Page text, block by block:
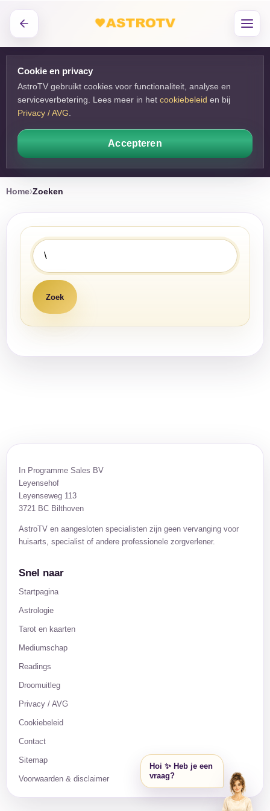
Cookie en privacy
AstroTV gebruikt cookies voor functionaliteit, analyse en
serviceverbetering. Lees meer in het cookiebeleid en bij
Privacy / AVG
Accepteren
Home Zoeken
In Programme Sales BV
Leyensehof
Leyenseweg 113
3721 BC Bilthoven
AstroTV en aangesloten specialisten zijn geen vervanging voor
huisarts, specialist of andere professionele zorgverlener.
Snel naar
Startpagina
Astrologie
Tarot en kaarten
Mediumschap
Readings
Droomuitleg
Privacy / AVG
Cookiebeleid
Contact
Sitemap
Voorwaarden & disclaimer
Hoi ✨ Heb je een
vraag?